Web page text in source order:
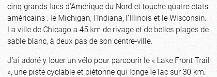
cinq grands lacs d’Amérique du Nord et touche quatre états
américains : le Michigan, l’Indiana, l’Illinois et le Wisconsin.
La ville de Chicago a 45 km de rivage et de belles plages de
sable blanc, à deux pas de son centre-ville.
J’ai adoré y louer un vélo pour parcourir le « Lake Front Trail
», une piste cyclable et piétonne qui longe le lac sur 30 km.